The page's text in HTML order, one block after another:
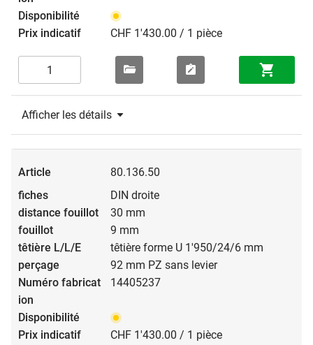
CHF 1'430.00 / 1 pièce
Afficher les détails
80.136.50
DIN droite
30 mm
9 mm
têtière forme U 1'950/24/6 mm
92 mm PZ sans levier
14405237
CHF 1'430.00 / 1 pièce